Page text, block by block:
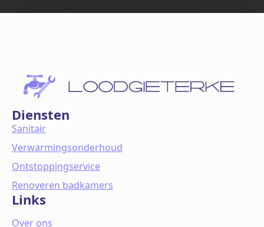
Diensten
Sanitair
Verwarmingsonderhoud
Ontstoppingservice
Renoveren badkamers
Links
Over ons